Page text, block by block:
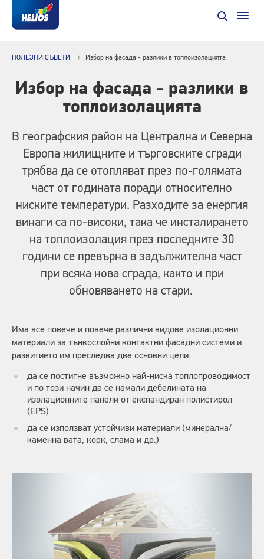
ПОЛЕЗНИ СЪВЕТИ Избор на фасада - разлики в топлоизолацията
Избор на фасада - разлики в
топлоизолацията
В географския район на Централна и Северна
Европа жилищните и търговските сгради
трябва да се отопляват през по-голямата
част от годината поради относително
ниските температури. Разходите за енергия
винаги са по-високи, така че инсталирането
на топлоизолация през последните 30
години се превърна в задължителна част
при всяка нова сграда, както и при
обновяването на стари.
Има все повече и повече различни видове изолационни
материали за тънкослойни контактни фасадни системи и
развитието им преследва две основни цели:
да се постигне възможно най-ниска топлопроводимост
и по този начин да се намали дебелината на
изолационните панели от експандиран полистирол
(EPS)
да се използват устойчиви материали (минерална/
каменна вата, корк, слама и др.)